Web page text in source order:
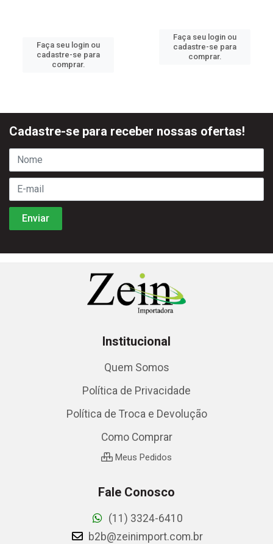
Faça seu login ou
cadastre-se para
comprar.
Faça seu login ou
cadastre-se para
comprar.
Cadastre-se para receber nossas ofertas!
Institucional
Quem Somos
Política de Privacidade
Política de Troca e Devolução
Como Comprar
Meus Pedidos
Fale Conosco
(11) 3324-6410
b2b@zeinimport.com.br